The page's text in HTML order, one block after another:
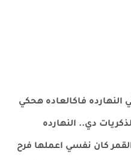
فاكالعاده هحكي
دي.. النهارده
كان نفسي اعملها فرح